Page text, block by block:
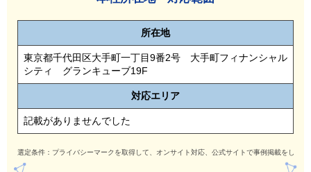
所在地
東京都千代田区大手町一丁目9番2号 大手町フィナンシャル
シティ グランキューブ19F
対応エリア
記載がありませんでした
選定条件：プライバシーマークを取得して、オンサイト対応、公式サイトで事例掲載をして